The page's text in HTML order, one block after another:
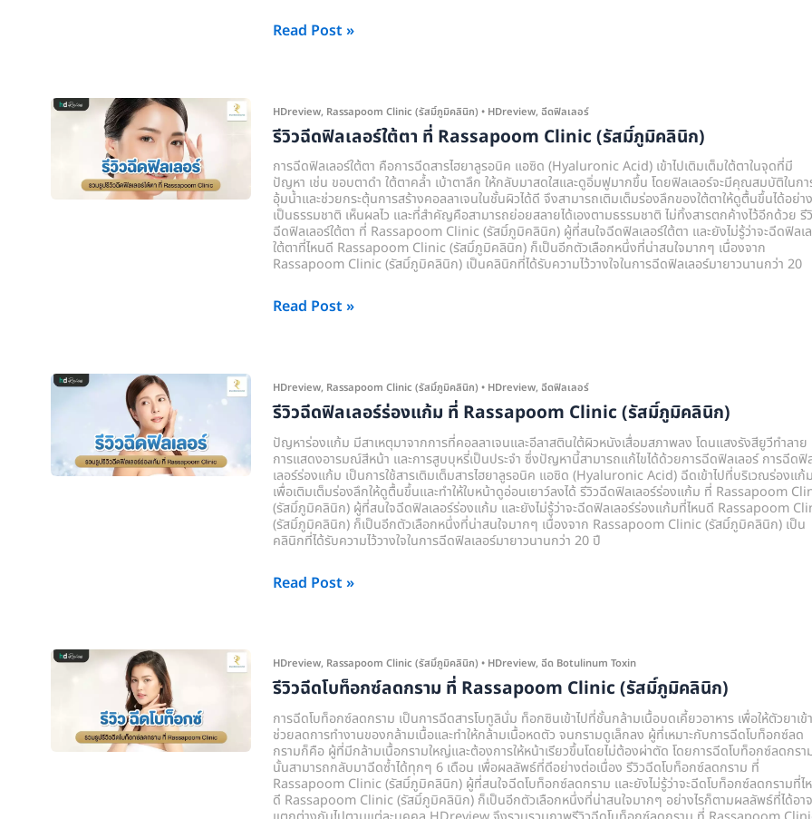
Rassapoom
ภูมิ
คลินิก)
Read Post »
HDreview, Rassapoom Clinic (รัสมิ์ภูมิคลินิก) • HDreview, ฉีดฟิลเลอร์
รีวิวฉีดฟิลเลอร์ใต้ตา ที่ Rassapoom Clinic (รัสมิ์ภูมิคลินิก)
การฉีดฟิลเลอร์ใต้ตา คือการฉีดสารไฮยาลูรอนิค แอซิด (Hyaluronic Acid) เข้าไปเติมเต็มใต้ตาในจุดที่มี
ปัญหา เช่น ขอบตาดำ ใต้ตาคล้ำ เบ้าตาลึก ให้กลับมาสดใสและดูอิ่มฟูมากขึ้น โดยฟิลเลอร์จะมีคุณสมบัติในกา
อุ้มน้ำและช่วยกระตุ้นการสร้างคอลลาเจนในชั้นผิวได้ดี จึงสามารถเติมเต็มร่องลึกของใต้ตาให้ดูตื้นขึ้นได้อย่าง
เป็นธรรมชาติ เห็นผลไว และที่สำคัญคือสามารถย่อยสลายได้เองตามธรรมชาติ ไม่ทิ้งสารตกค้างไว้อีกด้วย รี
ฉีดฟิลเลอร์ใต้ตา ที่ Rassapoom Clinic (รัสมิ์ภูมิคลินิก) ผู้ที่สนใจฉีดฟิลเลอร์ใต้ตา และยังไม่รู้ว่าจะฉีดฟิลเ
ใต้ตาที่ไหนดี Rassapoom Clinic (รัสมิ์ภูมิคลินิก) ก็เป็นอีกตัวเลือกหนึ่งที่น่าสนใจมากๆ เนื่องจาก
Rassapoom Clinic (รัสมิ์ภูมิคลินิก) เป็นคลินิกที่ได้รับความไว้วางใจในการฉีดฟิลเลอร์มายาวนานกว่า 20
รี
วิว
ฟิล
เลอ
ร์
ใต้
ตา
ที่
มิ์
ภูมิ
คลินิก)
Read Post »
HDreview, Rassapoom Clinic (รัสมิ์ภูมิคลินิก) • HDreview, ฉีดฟิลเลอร์
รีวิวฉีดฟิลเลอร์ร่องแก้ม ที่ Rassapoom Clinic (รัสมิ์ภูมิคลินิก)
ปัญหาร่องแก้ม มีสาเหตุมาจากการที่คอลลาเจนและอีลาสตินใต้ผิวหนังเสื่อมสภาพลง โดนแสงรังสียูวีทำลาย
การแสดงอารมณ์สีหน้า และการสูบบุหรี่เป็นประจำ ซึ่งปัญหานี้สามารถแก้ไขได้ด้วยการฉีดฟิลเลอร์ การฉีดฟิ
เลอร์ร่องแก้ม เป็นการใช้สารเติมเต็มสารไฮยาลูรอนิค แอซิด (Hyaluronic Acid) ฉีดเข้าไปที่บริเวณร่องแก้ม
เพื่อเติมเต็มร่องลึกให้ดูตื้นขึ้นและทำให้ใบหน้าดูอ่อนเยาว์ลงได้ รีวิวฉีดฟิลเลอร์ร่องแก้ม ที่ Rassapoom
(รัสมิ์ภูมิคลินิก) ผู้ที่สนใจฉีดฟิลเลอร์ร่องแก้ม และยังไม่รู้ว่าจะฉีดฟิลเลอร์ร่องแก้มที่ไหนดี Rassapoom
(รัสมิ์ภูมิคลินิก) ก็เป็นอีกตัวเลือกหนึ่งที่น่าสนใจมากๆ เนื่องจาก Rassapoom Clinic (รัสมิ์ภูมิคลินิก) เป็น
คลินิกที่ได้รับความไว้วางใจในการฉีดฟิลเลอร์มายาวนานกว่า 20 ปี
รี
วิว
ฉีด
ฟิล
เลอ
ร์
ร่อง
แก้ม
ที่
มิ์
ภูมิ
คลินิก)
Read Post »
HDreview, Rassapoom Clinic (รัสมิ์ภูมิคลินิก) • HDreview, ฉีด Botulinum Toxin
รีวิวฉีดโบท็อกซ์ลดกราม ที่ Rassapoom Clinic (รัสมิ์ภูมิคลินิก)
การฉีดโบท็อกซ์ลดกราม เป็นการฉีดสารโบทูลินั่ม ท็อกซินเข้าไปที่ชั้นกล้ามเนื้อบดเคี้ยวอาหาร เพื่อให้ตัวยาเข้
ช่วยลดการทำงานของกล้ามเนื้อและทำให้กล้ามเนื้อหดตัว จนกรามดูเล็กลง ผู้ที่เหมาะกับการฉีดโบท็อกซ์ลด
กรามก็คือ ผู้ที่มีกล้ามเนื้อกรามใหญ่และต้องการให้หน้าเรียวขึ้นโดยไม่ต้องผ่าตัด โดยการฉีดโบท็อกซ์ลดกรา
นั้นสามารถกลับมาฉีดซ้ำได้ทุกๆ 6 เดือน เพื่อผลลัพธ์ที่ดีอย่างต่อเนื่อง รีวิวฉีดโบท็อกซ์ลดกราม ที่
Rassapoom Clinic (รัสมิ์ภูมิคลินิก) ผู้ที่สนใจฉีดโบท็อกซ์ลดกราม และยังไม่รู้ว่าจะฉีดโบท็อกซ์ลดกรามที่ไ
ดี Rassapoom Clinic (รัสมิ์ภูมิคลินิก) ก็เป็นอีกตัวเลือกหนึ่งที่น่าสนใจมากๆ อย่างไรก็ตามผลลัพธ์ที่ได้อาจ
รีวิว
ฉีด
ท็
อกซ์
ลด
กราม